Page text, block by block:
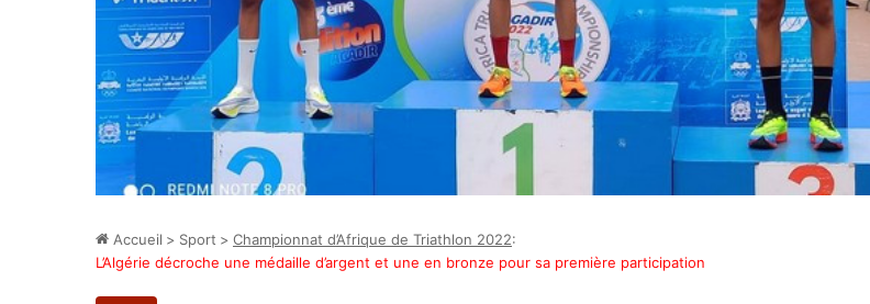
Accueil > Sport > Championnat d’Afrique de Triathlon 2022:
L’Algérie décroche une médaille d’argent et une en bronze pour sa première participation